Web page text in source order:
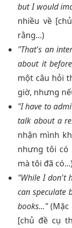
but I would
nhiều về
rằng...)
"That's an
about it
một câu hỏi
giờ, nhưng
"I have to
talk about a
nhận mình
nhưng tôi có
mà tôi đã
"While I don't
can speculate
books..."(Mặc
[chủ đề cụ